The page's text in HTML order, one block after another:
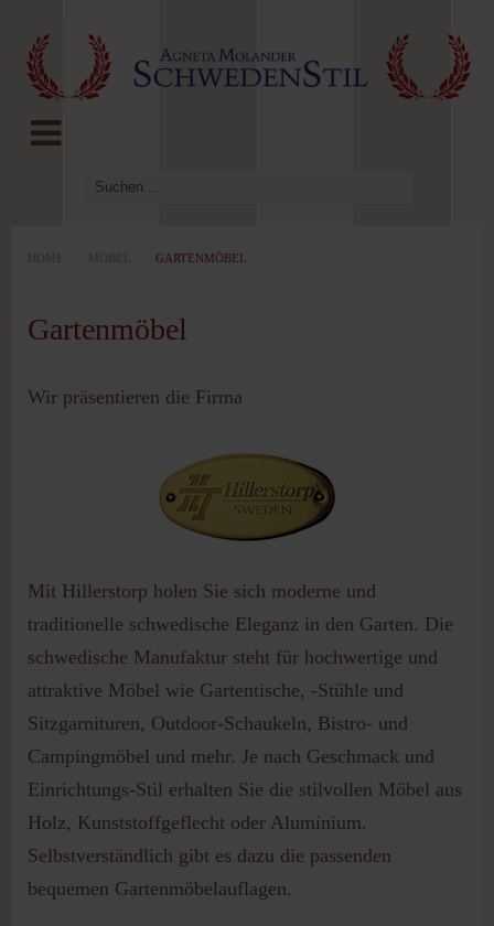
HOME MÖBEL GARTENMÖBEL
Gartenmöbel
Wir präsentieren die Firma
Mit Hillerstorp holen Sie sich moderne und
traditionelle schwedische Eleganz in den Garten. Die
schwedische Manufaktur steht für hochwertige und
attraktive Möbel wie Gartentische, -Stühle und
Sitzgarnituren, Outdoor-Schaukeln, Bistro- und
Campingmöbel und mehr. Je nach Geschmack und
Einrichtungs-Stil erhalten Sie die stilvollen Möbel aus
Holz, Kunststoffgeflecht oder Aluminium.
Selbstverständlich gibt es dazu die passenden
bequemen Gartenmöbelauflagen.
Angemeldet
Passwort vergessen?
Benutzername vergessen?